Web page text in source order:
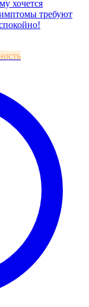
хочется
требуют